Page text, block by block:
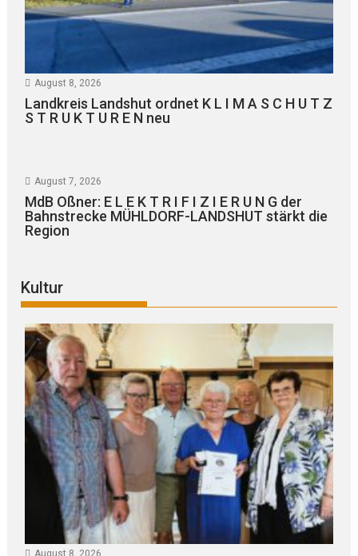
August 8, 2026
Landkreis Landshut ordnet K L I M A S C H U T Z
S T R U K T U R E N neu
August 7, 2026
MdB Oßner: E L E K T R I F I Z I E R U N G der
Bahnstrecke MÜHLDORF-LANDSHUT stärkt die
Region
Kultur